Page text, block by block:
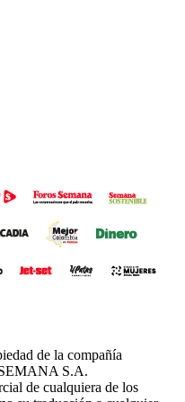
de la compañía
S.A.
de cualquiera de los